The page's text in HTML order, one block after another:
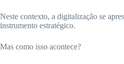
Neste contexto, a digitalização se
instrumento estratégico.
Mas como isso acontece?